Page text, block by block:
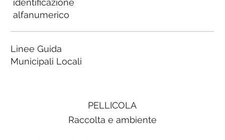
PELLICOLA
Raccolta e ambiente
alfanumerico
Linee Guida
Municipali Locali